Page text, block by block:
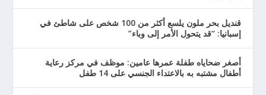
قنديل بحر ملون يلسع أكثر من 100 شخص على شاطئ في
إسبانيا: “قد يتحول الأمر إلى وباء”
أصغر ضحاياه طفلة عمرها عامين: موظف في مركز رعاية
أطفال مشتبه به بالاعتداء الجنسي على 14 طفل